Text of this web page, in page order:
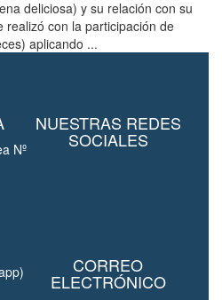
deliciosa) y su relación con su
realizó con la participación de
aplicando ...
Nº
NUESTRAS REDES
SOCIALES
CORREO
ELECTRÓNICO